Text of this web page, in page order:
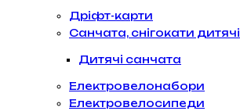
Дріфт-карти
Санчата, снігокати дитячі
Дитячі санчата
Електровелонабори
Електровелосипеди